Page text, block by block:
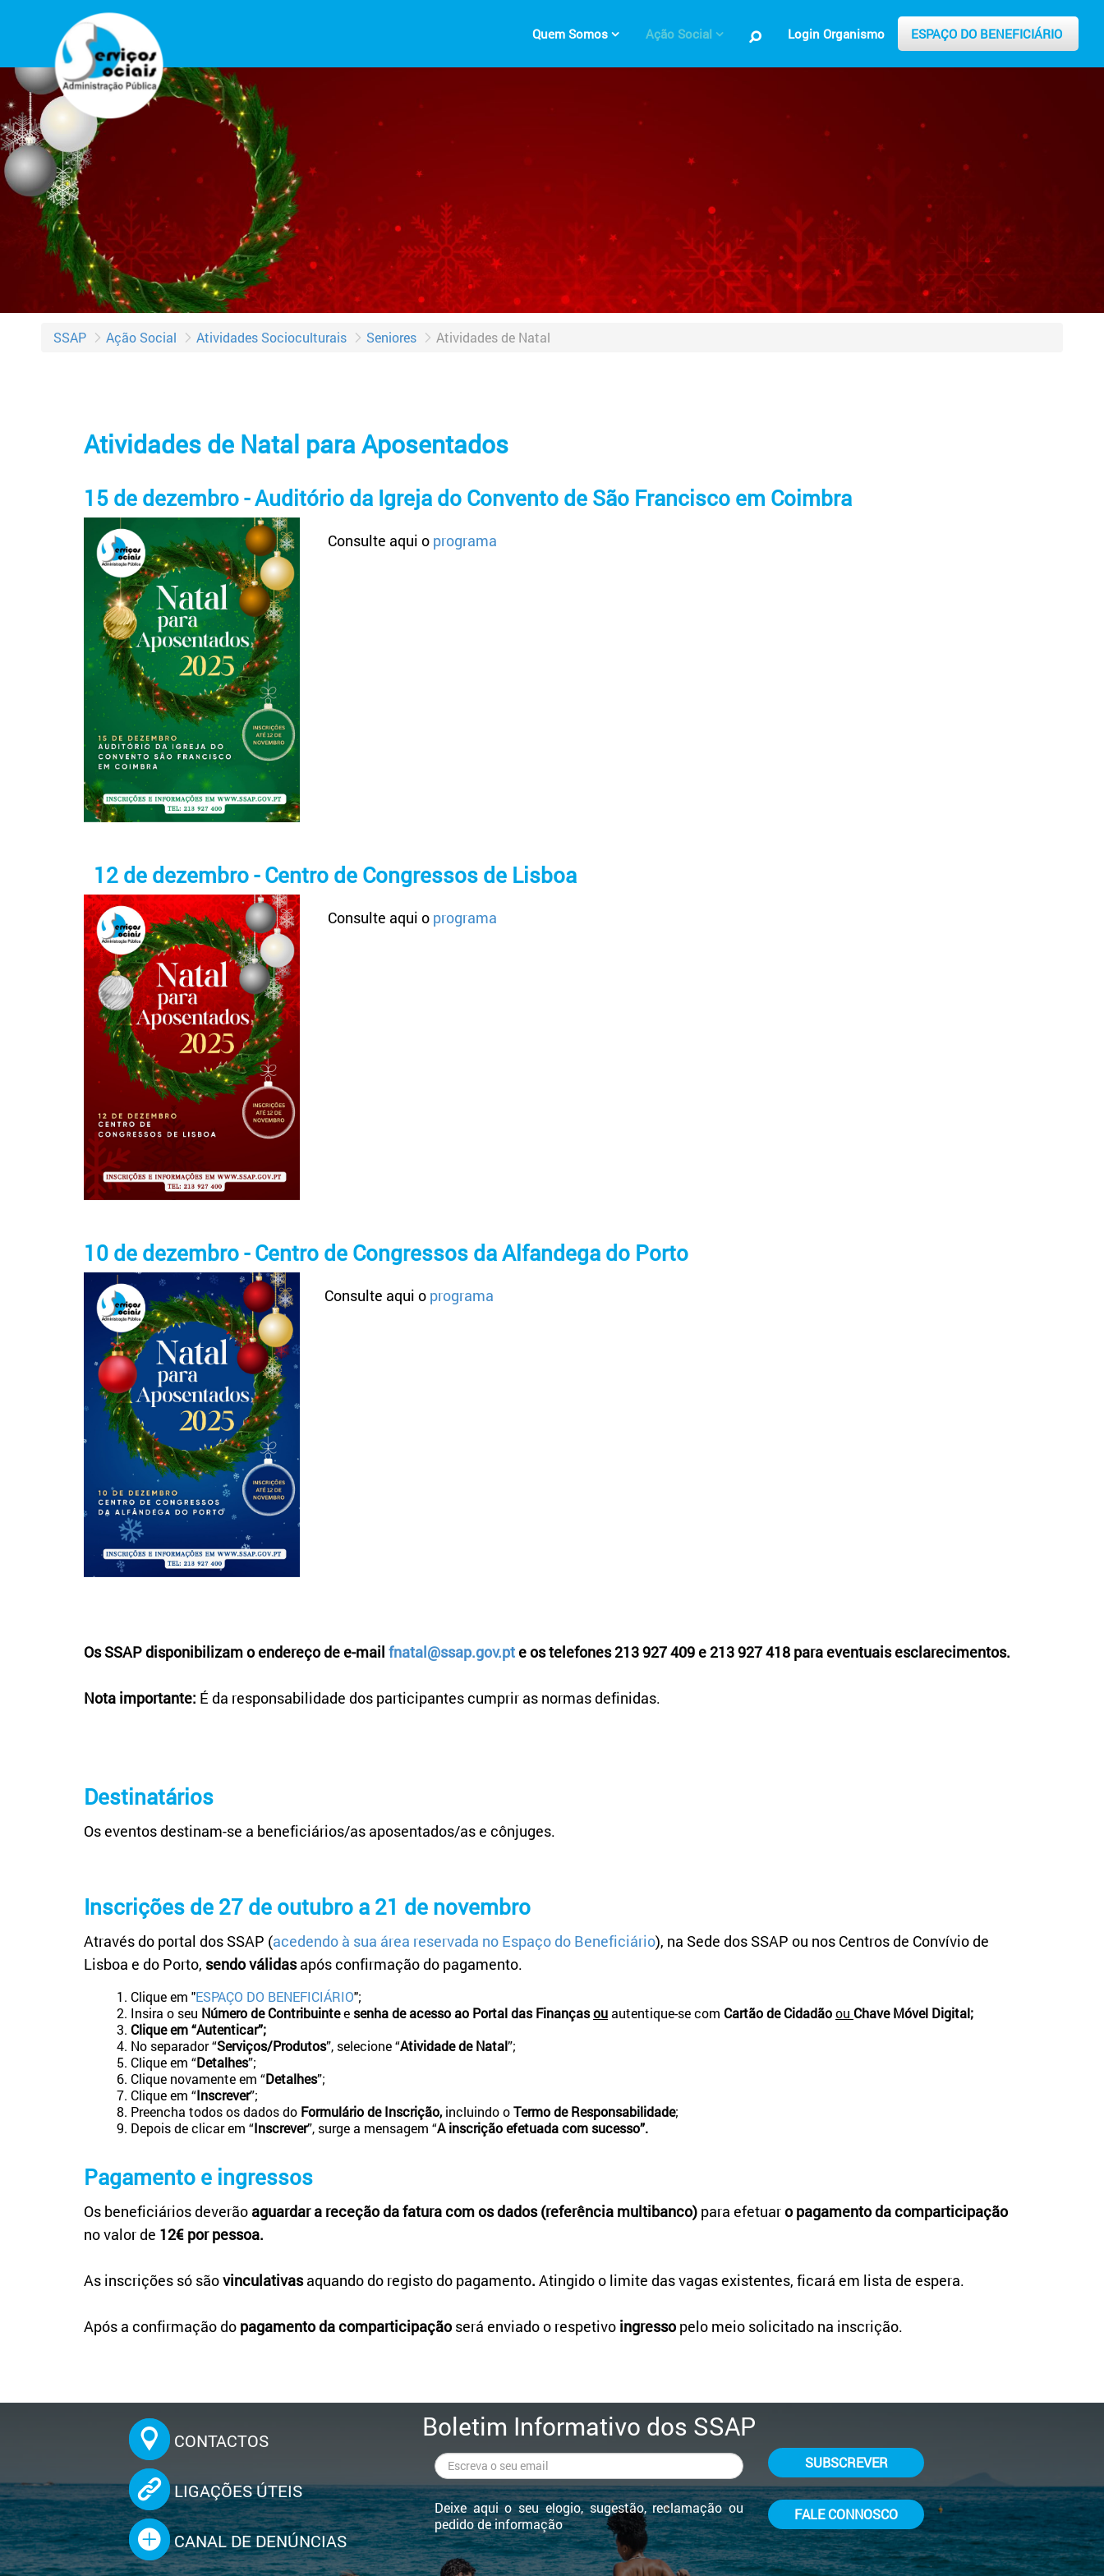
Quem Somos Ação Social Login Organismo ESPAÇO DO BENEFICIÁRIO
SSAP Ação Social Atividades Socioculturais Seniores Atividades de Natal
Atividades de Natal para Aposentados
15 de dezembro - Auditório da Igreja do Convento de São Francisco em Coimbra
Consulte aqui o programa
12 de dezembro - Centro de Congressos de Lisboa
Consulte aqui o programa
10 de dezembro - Centro de Congressos da Alfandega do Porto
Consulte aqui o programa
Os SSAP disponibilizam oendereço de e-mail fnatal@ssap.gov.pte ostelefones213 927 409 e 213 927 418 para eventuais esclarecimentos.
Nota importante: É da responsabilidade dos participantes cumprir as normas definidas.
Destinatários
Os eventos destinam-se a beneficiários/as aposentados/as e cônjuges.
Inscrições de 27 de outubro a 21 de novembro
Através do portal dos SSAP (acedendo à sua área reservada no Espaço do Beneficiário), na Sede dos SSAP ou nos Centros de Convívio de
Lisboa e do Porto, sendo válidasapós confirmação do pagamento.
Clique em "ESPAÇO DO BENEFICIÁRIO";
Insira o seu Número de Contribuintee senha de acesso ao Portal das Finançasouautentique-se com Cartão de Cidadãoou Chave Móvel Digital;
Clique em“Autenticar”;
No separador “Serviços/Produtos”, selecione “Atividade de Natal”;
Clique em “Detalhes”;
Clique novamente em “Detalhes”;
Clique em “Inscrever”;
Preencha todos os dados do Formulário de Inscrição,incluindo oTermo de Responsabilidade;
Depois de clicar em “Inscrever”, surge a mensagem “A inscrição efetuada com sucesso”.
Pagamento e ingressos
Os beneficiários deverão aguardar a receção da fatura com os dados (referência multibanco) para efetuaro pagamentoda comparticipação
no valor de 12€ por pessoa.
As inscrições só sãovinculativasaquando do registo do pagamento. Atingido o limite das vagas existentes, ficará em lista de espera.
Após a confirmação do pagamentoda comparticipação será enviado o respetivo ingresso pelo meio solicitado na inscrição.
CONTACTOS
LIGAÇÕES ÚTEIS
CANAL DE DENÚNCIAS
Boletim Informativo dos SSAP
SUBSCREVER
Deixe aqui o seu elogio, sugestão, reclamação ou
pedido de informação
FALE CONNOSCO